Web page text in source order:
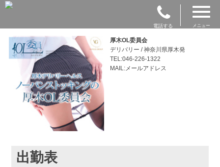
電話する メニュー
厚木OL委員会
デリバリー / 神奈川県厚木発
TEL:046-226-1322
MAIL:メールアドレス
出勤表